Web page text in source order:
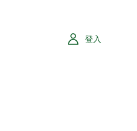
登入